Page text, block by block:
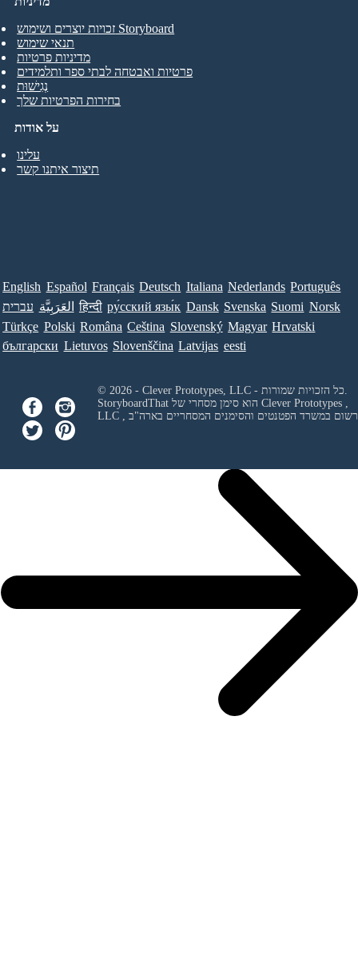
על אודות
עלינו
תיצור איתנו קשר
זכויות יוצרים ושימוש Storyboard
תנאי שימוש
מדיניות פרטיות
פרטיות ואבטחה לבתי ספר ותלמידים
נְגִישׁוּת
בחירות הפרטיות שלך
English Español Français Deutsch Italiana Nederlands Português
עברית العَرَبِيَّة हिन्दी ру́сский язы́к Dansk Svenska Suomi Norsk
Türkçe Polski Româna Ceština Slovenský Magyar Hrvatski
български Lietuvos Slovenščina Latvijas eesti
© 2026 - Clever Prototypes, LLC - כל הזכויות שמורות.
Clever Prototypes ,
LLC
ורשום במשרד הפטנטים והסימנים המסחריים בארה"ב